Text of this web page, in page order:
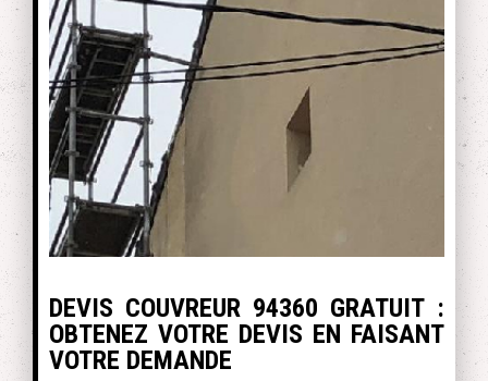
DEVIS COUVREUR 94360 GRATUIT :
OBTENEZ VOTRE DEVIS EN FAISANT
VOTRE DEMANDE